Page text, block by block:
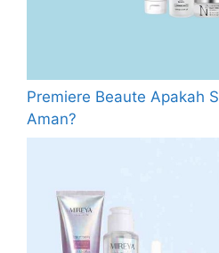
Premiere Beaute Apakah
Aman?